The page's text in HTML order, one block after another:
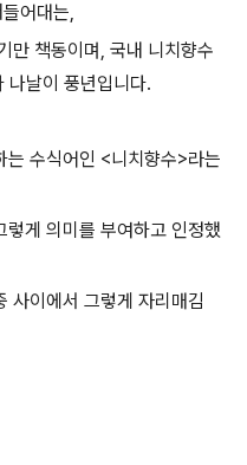
어대는,
만 책동이며, 국내 니치향수
나날이 풍년입니다.
는 수식어인 <니치향수>라는
게 의미를 부여하고 인정했
사이에서 그렇게 자리매김